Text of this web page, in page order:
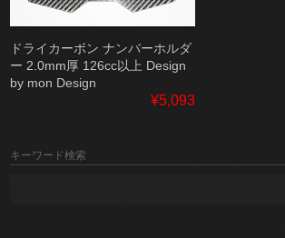
ドライカーボン ナンバーホルダ
ー 2.0mm厚 126cc以上 Design
by mon Design
¥5,093
キーワード検索